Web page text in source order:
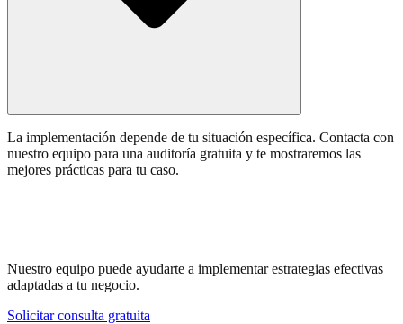
La implementación depende de tu situación específica. Contacta con
nuestro equipo para una auditoría gratuita y te mostraremos las
mejores prácticas para tu caso.
Nuestro equipo puede ayudarte a implementar estrategias efectivas
adaptadas a tu negocio.
Solicitar consulta gratuita